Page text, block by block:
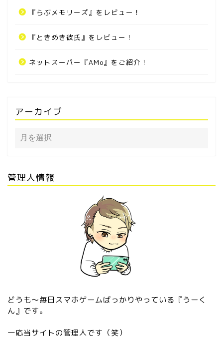
『らぶメモリーズ』をレビュー！
『ときめき彼氏』をレビュー！
ネットスーパー『AMo』をご紹介！
アーカイブ
管理人情報
どうも〜毎日スマホゲームばっかりやっている『うーく
ん』です。
一応当サイトの管理人です（笑）